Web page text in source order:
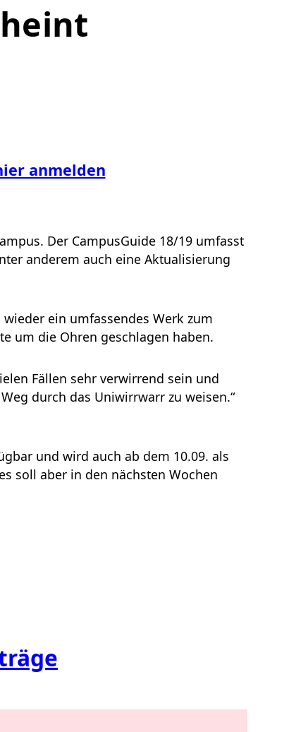
anmelden
Der CampusGuide 18/19 umfasst
anderem auch eine Aktualisierung
ein umfassendes Werk zum
um die Ohren geschlagen haben.
Fällen sehr verwirrend sein und
durch das Uniwirrwarr zu weisen.“
und wird auch ab dem 10.09. als
soll aber in den nächsten Wochen